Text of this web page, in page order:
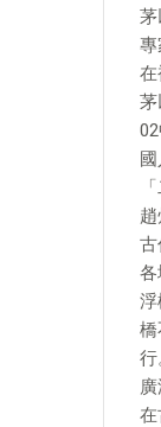
茅
專
在
茅
古
各
浮
橋
行
在